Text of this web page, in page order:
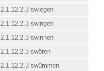
2.1.12.2.3 swiegen
2.1.12.2.3 swingen
2.1.12.2.3 swinnen
2.1.12.2.3 swören
2.1.12.2.3 swümmen